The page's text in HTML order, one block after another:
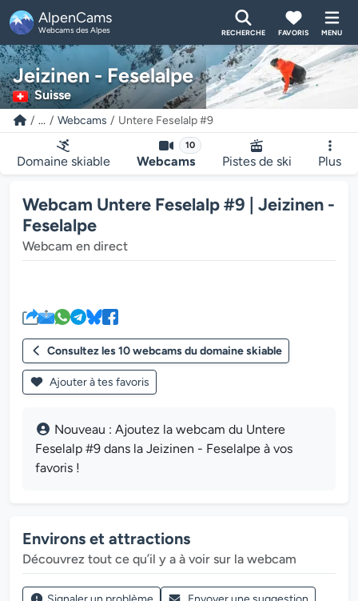
AlpenCams
Webcams des Alpes RECHERCHE FAVORIS MENU
Jeizinen - Feselalpe
Suisse
... Webcams Untere Feselalp #9
Domaine skiable
10
Webcams Pistes de ski Plus
Webcam Untere Feselalp #9 | Jeizinen -
Feselalpe
Webcam en direct
Consultez les 10 webcams du domaine skiable
Ajouter à tes favoris
Nouveau : Ajoutez la webcam du Untere
Feselalp #9 dans la Jeizinen - Feselalpe à vos
favoris !
Environs et attractions
Découvrez tout ce qu’il y a à voir sur la webcam